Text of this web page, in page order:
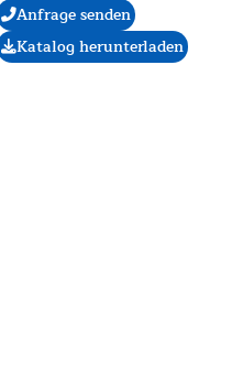
Anfrage senden
Katalog herunterladen